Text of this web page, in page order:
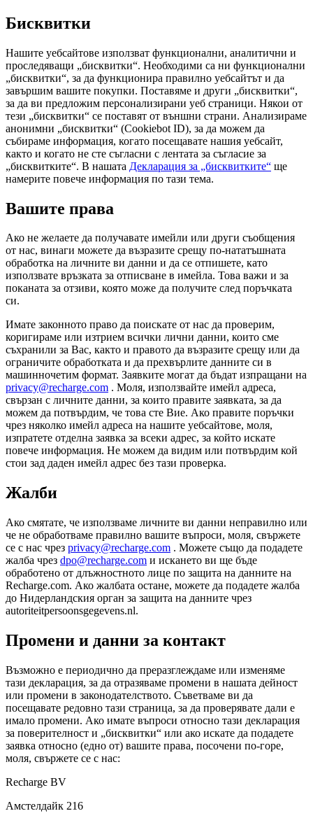
Бисквитки
Нашите уебсайтове използват функционални, аналитични и
проследяващи „бисквитки“. Необходими са ни функционални
„бисквитки“, за да функционира правилно уебсайтът и да
завършим вашите покупки. Поставяме и други „бисквитки“,
за да ви предложим персонализирани уеб страници. Някои от
тези „бисквитки“ се поставят от външни страни. Анализираме
анонимни „бисквитки“ (Cookiebot ID), за да можем да
събираме информация, когато посещавате нашия уебсайт,
както и когато не сте съгласни с лентата за съгласие за
„бисквитките“. В нашата Декларация за „бисквитките“ ще
намерите повече информация по тази тема.
Вашите права
Ако не желаете да получавате имейли или други съобщения
от нас, винаги можете да възразите срещу по-нататъшната
обработка на личните ви данни и да се отпишете, като
използвате връзката за отписване в имейла. Това важи и за
поканата за отзиви, която може да получите след поръчката
си.
Имате законното право да поискате от нас да проверим,
коригираме или изтрием всички лични данни, които сме
съхранили за Вас, както и правото да възразите срещу или да
ограничите обработката и да прехвърлите данните си в
машинночетим формат. Заявките могат да бъдат изпращани на
privacy@recharge.com . Моля, използвайте имейл адреса,
свързан с личните данни, за които правите заявката, за да
можем да потвърдим, че това сте Вие. Ако правите поръчки
чрез няколко имейл адреса на нашите уебсайтове, моля,
изпратете отделна заявка за всеки адрес, за който искате
повече информация. Не можем да видим или потвърдим кой
стои зад даден имейл адрес без тази проверка.
Жалби
Ако смятате, че използваме личните ви данни неправилно или
че не обработваме правилно вашите въпроси, моля, свържете
се с нас чрез privacy@recharge.com . Можете също да подадете
жалба чрез dpo@recharge.com и искането ви ще бъде
обработено от длъжностното лице по защита на данните на
Recharge.com. Ако жалбата остане, можете да подадете жалба
до Нидерландския орган за защита на данните чрез
autoriteitpersoonsgegevens.nl.
Промени и данни за контакт
Възможно е периодично да преразглеждаме или изменяме
тази декларация, за да отразяваме промени в нашата дейност
или промени в законодателството. Съветваме ви да
посещавате редовно тази страница, за да проверявате дали е
имало промени. Ако имате въпроси относно тази декларация
за поверителност и „бисквитки“ или ако искате да подадете
заявка относно (едно от) вашите права, посочени по-горе,
моля, свържете се с нас:
Recharge BV
Амстелдайк 216